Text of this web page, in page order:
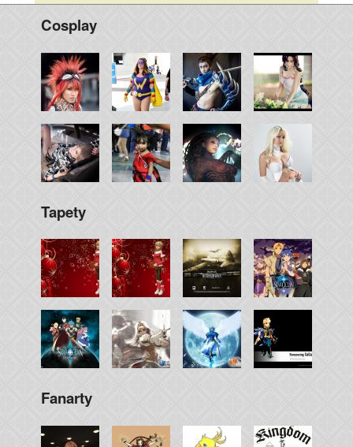
Cosplay
Tapety
Fanarty